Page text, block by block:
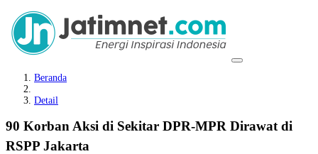
Beranda
Detail
90 Korban Aksi di Sekitar DPR-MPR Dirawat di
RSPP Jakarta